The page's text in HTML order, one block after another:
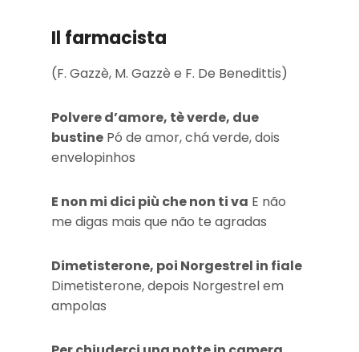
Il farmacista
(F. Gazzè, M. Gazzè e F. De Benedittis)
Polvere d’amore, tè verde, due
bustine Pó de amor, chá verde, dois
envelopinhos
E non mi dici più che non ti va E não
me digas mais que não te agradas
Dimetisterone, poi Norgestrel in fiale
Dimetisterone, depois Norgestrel em
ampolas